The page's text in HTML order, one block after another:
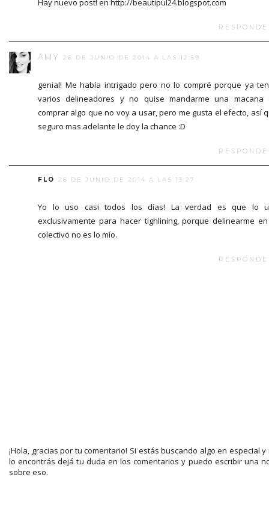
Hay nuevo post! en http://beautipul24.blogspot.com
AMY 26 DE JUNIO DE 2014 A LAS 12:59
genial! Me había intrigado pero no lo compré porque ya
varios delineadores y no quise mandarme una macana
comprar algo que no voy a usar, pero me gusta el efecto, así
seguro mas adelante le doy la chance :D
FLO 26 DE JUNIO DE 2014 A LAS 13:27
Yo lo uso casi todos los días! La verdad es que lo
exclusivamente para hacer tighlining, porque delinearme
colectivo no es lo mío.
¡Hola, gracias por tu comentario! Si estás buscando algo en especial y
lo encontrás dejá tu duda en los comentarios y puedo escribir una
sobre eso.